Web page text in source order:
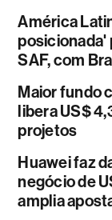
América
posicionada'
SAF, com
Maior fundo
libera US$
projetos
Huawei faz
negócio de
amplia